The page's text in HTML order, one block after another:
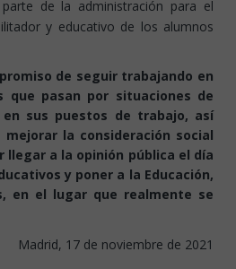
de la administración para el
y educativo de los alumnos
de seguir trabajando en
que pasan por situaciones de
sus puestos de trabajo, así
la consideración social
llegar a la opinión pública el día
y poner a la Educación,
en el lugar que realmente se
Madrid, 17 de noviembre de 2021